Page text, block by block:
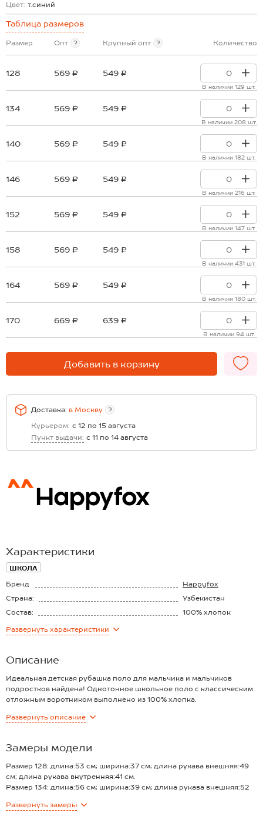
Цвет: т.синий
Таблица размеров
Размер Опт ? Крупный опт ? Количество
128 569 ₽ 549 ₽
В наличии 129 шт.
134 569 ₽ 549 ₽
В наличии 208 шт.
140 569 ₽ 549 ₽
В наличии 182 шт.
146 569 ₽ 549 ₽
В наличии 216 шт.
152 569 ₽ 549 ₽
В наличии 147 шт.
158 569 ₽ 549 ₽
В наличии 431 шт.
164 569 ₽ 549 ₽
В наличии 180 шт.
170 669 ₽ 639 ₽
В наличии 94 шт.
Добавить в корзину
Доставка: в Москву
?
Курьером: с 12 по 15 августа
Пункт выдачи: с 11 по 14 августа
Характеристики
ШКОЛА
Бренд
Happyfox
Страна:
Узбекистан
Состав:
100% хлопок
Материал:
Развернуть характеристики
Описание
Идеальная детская рубашка поло для мальчика и мальчиков
подростков найдена! Однотонное школьное поло с классическим
отложным воротником выполнено из 100% хлопка.
— мягкий хлопковый трикотаж пике (плотность 180 г/м²) —
— планка на пуговицах задаст настроение: оставь застёгнутой для
повседневных образов или расстегни, чтобы добавить
расслабленности;
— длинные рукава подходят для демисезонной и прохладной
Базовая темно-синяя футболка-поло — отличное решение для
Развернуть описание
Замеры модели
Размер 128: длина:53 см; ширина:37 см; длина рукава внешняя:49
см; длина рукава внутренняя:41 см.
Размер 134: длина:56 см; ширина:39 см; длина рукава внешняя:52
Размер 140: длина:60 см; ширина:43 см; длина рукава внешняя:54
Развернуть замеры